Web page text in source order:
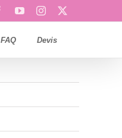
FacebookYouTubeInstagram
FAQ Devis